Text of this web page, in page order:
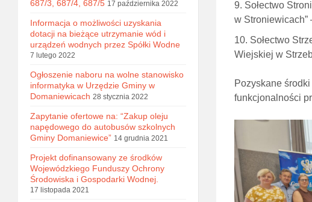
Sołectwo
w Stroniewicach”
Sołectwo
Wiejskiej w
Pozyskane
funkcjonalności
687/3, 687/4, 687/5 17 października 2022
Informacja o możliwości uzyskania
dotacji na bieżące utrzymanie wód i
urządzeń wodnych przez Spółki Wodne
7 lutego 2022
Ogłoszenie naboru na wolne stanowisko
informatyka w Urzędzie Gminy w
Domaniewicach 28 stycznia 2022
Zapytanie ofertowe na: “Zakup oleju
napędowego do autobusów szkolnych
Gminy Domaniewice” 14 grudnia 2021
Projekt dofinansowany ze środków
Wojewódzkiego Funduszy Ochrony
Środowiska i Gospodarki Wodnej.
17 listopada 2021